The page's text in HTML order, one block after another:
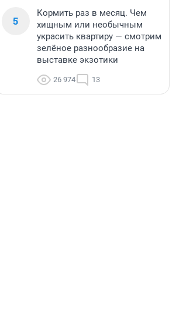
5
Кормить раз в месяц. Чем
хищным или необычным
украсить квартиру — смотрим
зелёное разнообразие на
выставке экзотики
26 974 13